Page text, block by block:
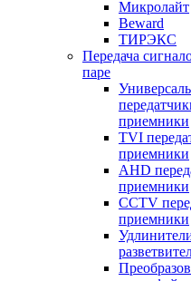
Микролайт
Beward
ТИРЭКС
Передача
паре
приемники
TVI
приемники
AHD
приемники
CCTV
приемники